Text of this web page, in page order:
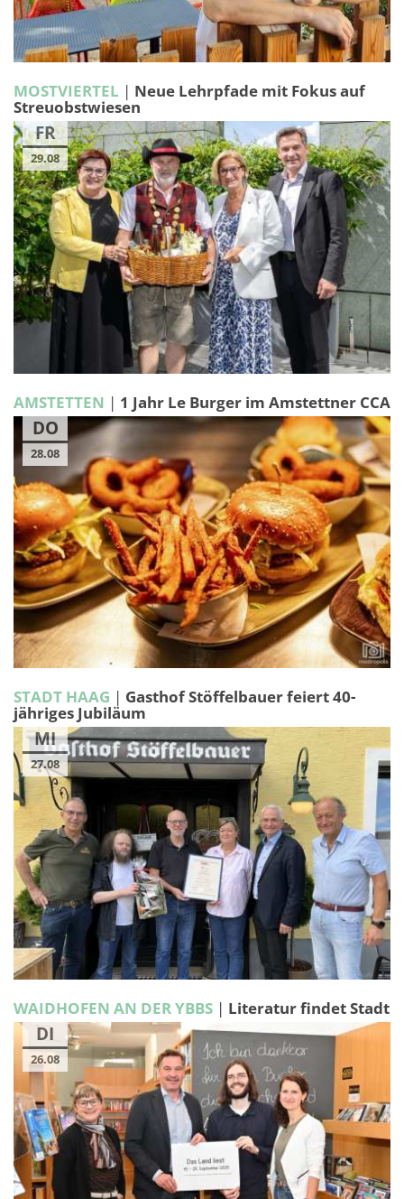
MOSTVIERTEL | Neue Lehrpfade mit Fokus auf
Streuobstwiesen
FR
29.08
AMSTETTEN | 1 Jahr Le Burger im Amstettner CCA
DO
28.08
STADT HAAG | Gasthof Stöffelbauer feiert 40-
jähriges Jubiläum
MI
27.08
WAIDHOFEN AN DER YBBS | Literatur findet Stadt
DI
26.08